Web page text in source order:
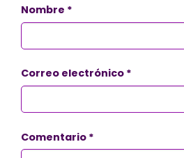
Nombre *
Correo electrónico *
Comentario *